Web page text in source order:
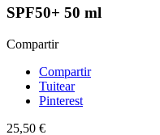
SPF50+ 50 ml
Compartir
Compartir
Tuitear
Pinterest
25,50 €